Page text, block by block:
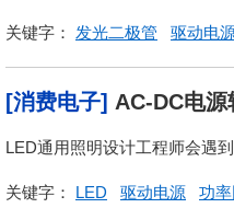
关键字： 发光二极管 驱动电
[消费电子] AC-DC电
LED通用照明设计工程师会遇
关键字： LED 驱动电源 功